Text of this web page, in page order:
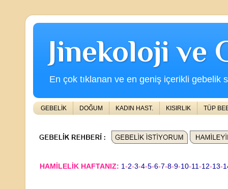
Jinekoloji ve
En çok tıklanan ve en geniş içerikli gebelik
GEBELİK DOĞUM KADIN HAST. KISIRLIK TÜP
HAMİLELİK HAFTANIZ: 1-2-3-4-5-6-7-8-9-10-11-12-13-